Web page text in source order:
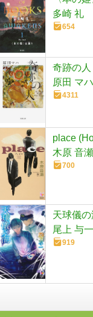
多崎 礼
654
奇跡の
原田 マハ
4311
place
木原 音瀬
700
天球儀
尾上 与一
919